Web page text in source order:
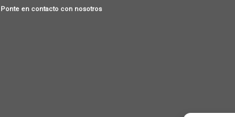
Ponte en contacto con nosotros